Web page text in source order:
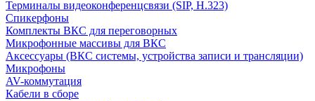
Терминалы видеоконференцсвязи (SIP, H.323)
Спикерфоны
Комплекты ВКС для переговорных
Микрофонные массивы для ВКС
Аксессуары (ВКС системы, устройства записи и трансляции)
Микрофоны
AV-коммутация
Кабели в сборе